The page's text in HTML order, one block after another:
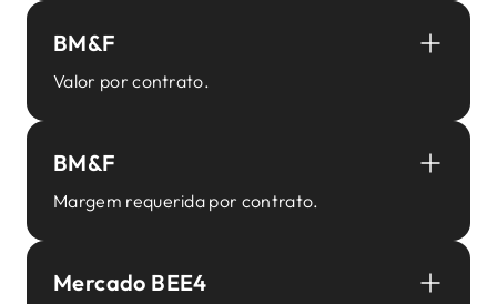
BM&F
Valor por contrato.
BM&F
Margem requerida por contrato.
Mercado BEE4